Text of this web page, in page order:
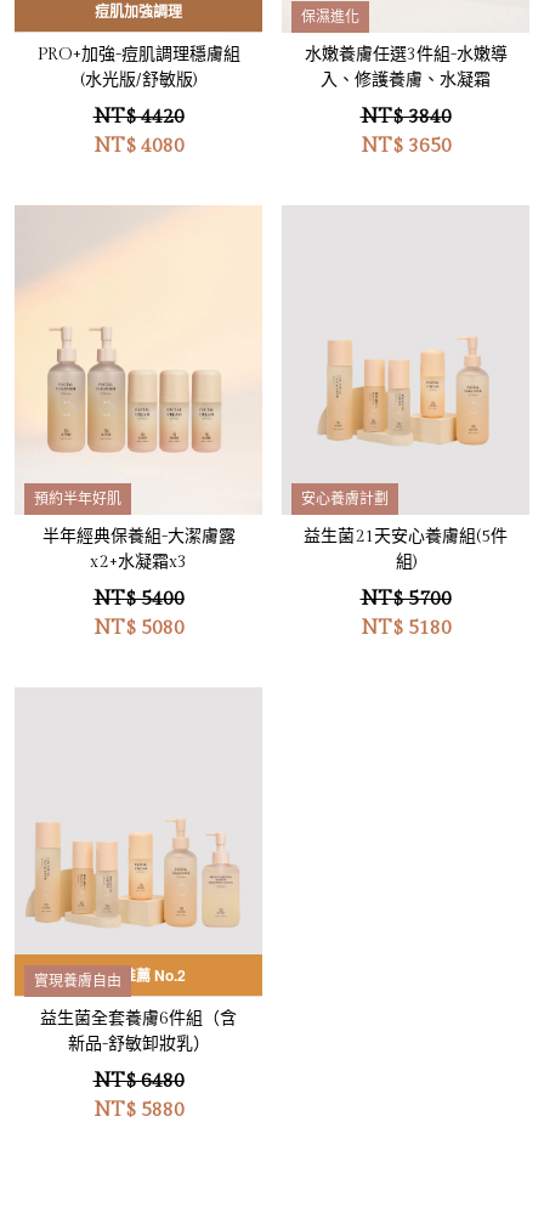
痘肌加強調理
PRO+加強-痘肌調理穩膚組
(水光版/舒敏版)
NT$ 4420
NT$4080
保濕進化
水嫩養膚任選3件組-水嫩導
入、修護養膚、水凝霜
NT$ 3840
NT$3650
預約半年好肌
半年經典保養組-大潔膚露
x2+水凝霜x3
NT$ 5400
NT$5080
安心養膚計劃
益生菌21天安心養膚組(5件
組)
NT$ 5700
NT$5180
熱銷推薦 No.2
實現養膚自由
益生菌全套養膚6件組（含
新品-舒敏卸妝乳）
NT$ 6480
NT$5880